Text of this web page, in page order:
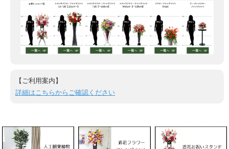
【ご利用案内】
詳細はこちらからご確認ください